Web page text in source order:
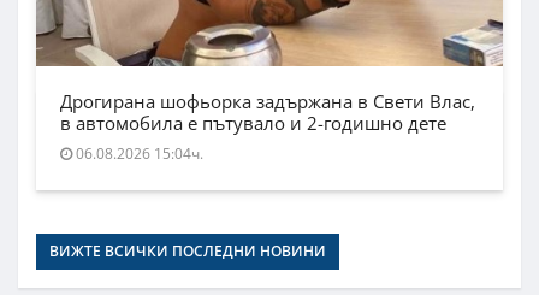
Дрогирана шофьорка задържана в Свети Влас,
в автомобила е пътувало и 2-годишно дете
06.08.2026 15:04ч.
ВИЖТЕ ВСИЧКИ ПОСЛЕДНИ НОВИНИ